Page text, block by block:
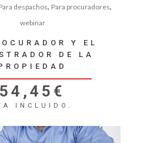
despachos, Para procuradores,
webinar
Y EL
DE LA
54,45 €
INCLUIDO.